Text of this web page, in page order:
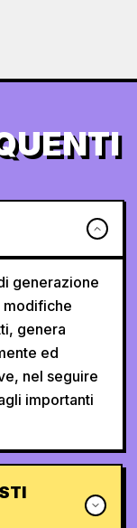
generazione
modifiche
genera
ed
nel seguire
importanti